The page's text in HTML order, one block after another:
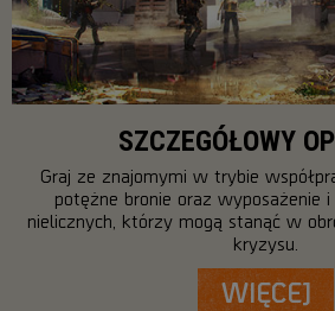
SZCZEGÓŁOWY
Graj ze znajomymi w trybie
potężne bronie oraz wyposażenie
nielicznych, którzy mogą stanąć w
kryzysu.
WIĘCEJ